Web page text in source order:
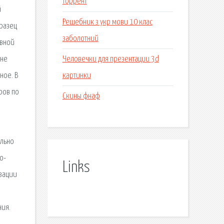
В
по
Решебник з укр мови 10 клас
заболотний
Человечки для презентации 3d
картинки
Скины фнаф
Links